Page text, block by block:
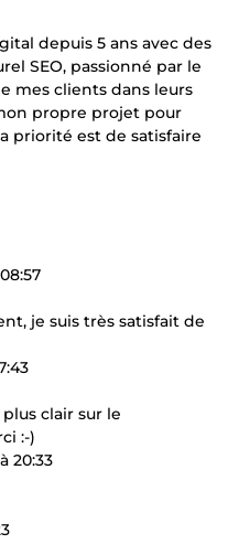
depuis 5 ans avec des
SEO, passionné par le
mes clients dans leurs
propre projet pour
priorité est de satisfaire
je suis très satisfait de
clair sur le
:-)
20:33